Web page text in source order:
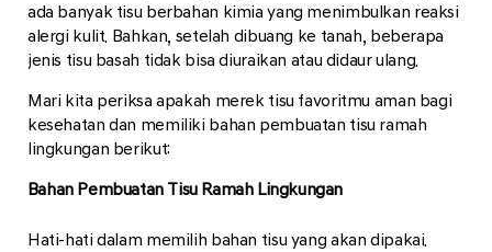
ada banyak tisu berbahan kimia yang menimbulkan reaksi
alergi kulit. Bahkan, setelah dibuang ke tanah, beberapa
jenis tisu basah tidak bisa diuraikan atau didaur ulang.
Mari kita periksa apakah merek tisu favoritmu aman bagi
kesehatan dan memiliki bahan pembuatan tisu ramah
lingkungan berikut:
Bahan Pembuatan Tisu Ramah Lingkungan
Hati-hati dalam memilih bahan tisu yang akan dipakai.